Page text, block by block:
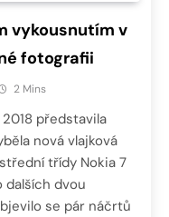
vykousnutím v
fotografii
2 Mins
představila
nová vlajková
třídy Nokia 7
dalších dvou
se pár náčrtů